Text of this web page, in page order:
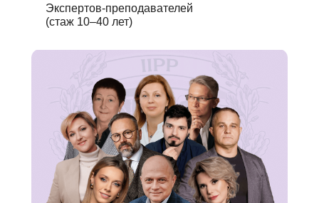
Экспертов-преподавателей
(стаж 10–40 лет)